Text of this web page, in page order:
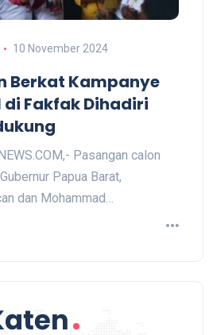
10 November 2024
Berkat Kampanye
di Fakfak Dihadiri
Pasangan calon
Papua Barat,
dan Mohammad…